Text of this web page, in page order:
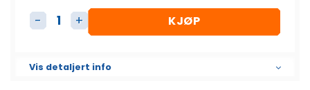
Beltestrammer komplett antall
KJØP
Vis detaljert info